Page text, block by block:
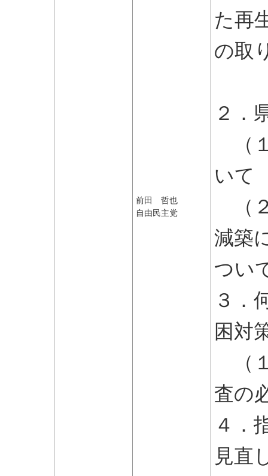
前田 哲也
自由民主党
た再
の取
２．
（
いて
（
減築
つい
３．
困対
（
査の
４．
見直